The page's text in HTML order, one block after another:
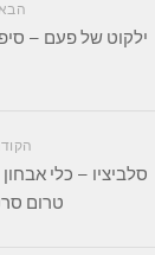
ילקוט של פעם –
סלביציו – כלי
טרום